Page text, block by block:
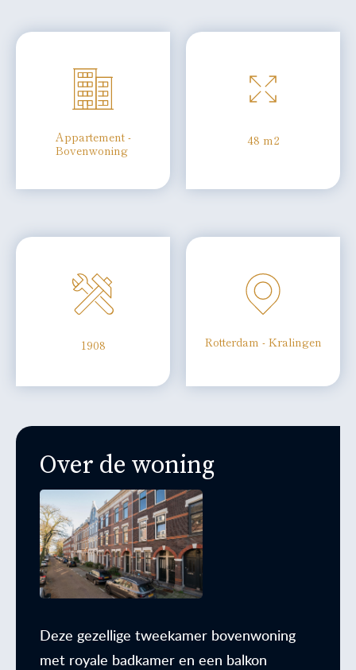
Appartement -
Bovenwoning
48 m2
1908 Rotterdam - Kralingen
Over de woning
Deze gezellige tweekamer bovenwoning
met royale badkamer en een balkon